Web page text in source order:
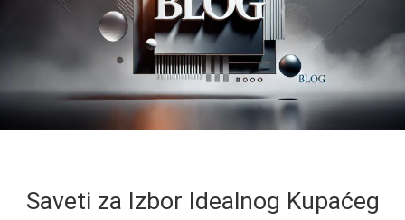
Saveti za Izbor Idealnog Kupaćeg